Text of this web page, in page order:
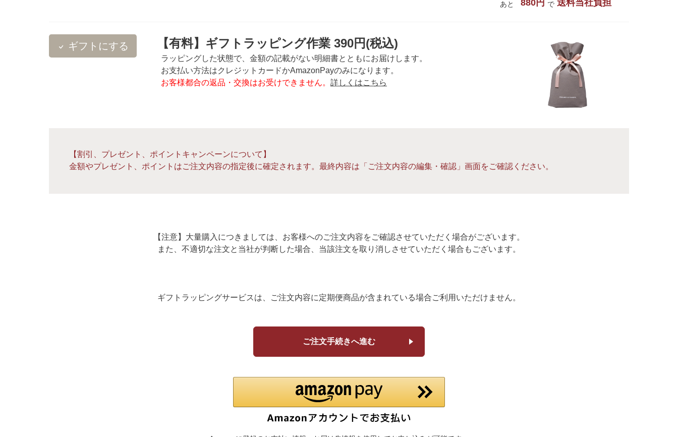
あと 880円 で 送料当社負担
ギフトにする 【有料】ギフトラッピング作業 390円(税込)
ラッピングした状態で、金額の記載がない明細書とともにお届けします。
お支払い方法はクレジットカードかAmazonPayのみになります。
お客様都合の返品・交換はお受けできません。 詳しくはこちら
【割引、プレゼント、ポイントキャンペーンについて】
金額やプレゼント、ポイントはご注文内容の指定後に確定されます。最終内容は「ご注文内容の編集・確認」画面をご確認ください。
【注意】大量購入につきましては、お客様へのご注文内容をご確認させていただく場合がございます。
また、不適切な注文と当社が判断した場合、当該注文を取り消しさせていただく場合もございます。
ギフトラッピングサービスは、ご注文内容に定期便商品が含まれている場合ご利用いただけません。
ご注文手続きへ進む